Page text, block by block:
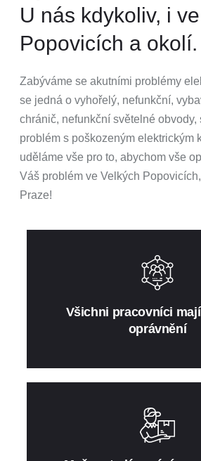
U nás kdykoliv, i
Popovicích a okolí.
Zabýváme se akutními problémy
se jedná o vyhořelý, nefunkční,
chránič, nefunkční světelné
problém s poškozeným elektrickým
uděláme vše pro to, abychom vše
Váš problém ve Velkých
Praze!
Všichni pracovníci
oprávnění